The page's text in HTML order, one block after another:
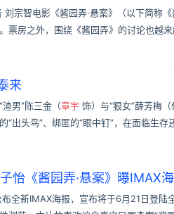
刘宗智电影《酱园弄·悬案》（以下简称
票房之外，围绕《酱园弄》的讨论也越
来
男”陈三金（章宇 饰）与“狠女”薛芳梅
“出头鸟”、绑匪的“眼中钉”，在面临生存
怡《酱园弄·悬案》曝IMAX
布全新IMAX海报，宣布将于6月21日登